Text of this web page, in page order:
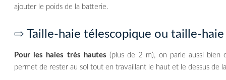
ajouter le poids de la batterie.
⇨ Taille-haie télescopique ou taille-haie
Pour les haies très hautes (plus de 2 m), on parle aussi bien
permet de rester au sol tout en travaillant le haut et le dessus de